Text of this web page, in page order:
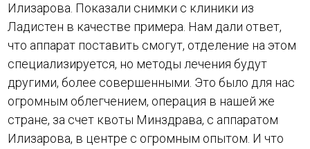
Илизарова. Показали снимки с клиники из
Ладистен в качестве примера. Нам дали ответ,
что аппарат поставить смогут, отделение на этом
специализируется, но методы лечения будут
другими, более совершенными. Это было для нас
огромным облегчением, операция в нашей же
стране, за счет квоты Минздрава, с аппаратом
Илизарова, в центре с огромным опытом. И что